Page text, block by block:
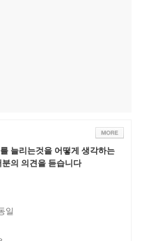
늘리는것을 어떻게 생각하는
의 의견을 듣습니다
일